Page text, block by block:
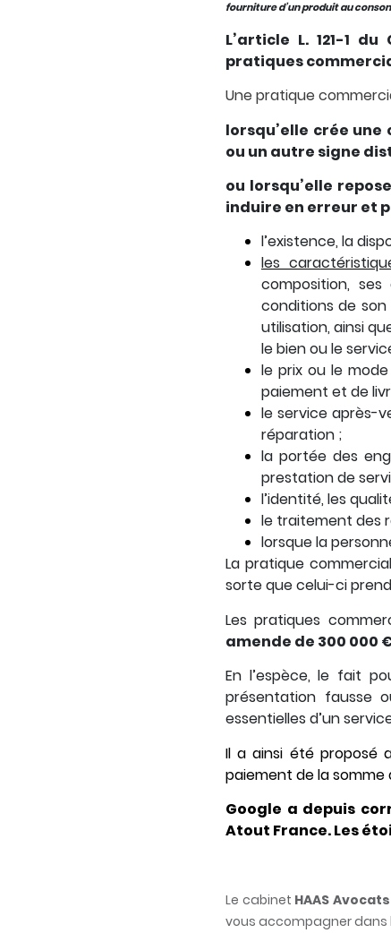
fourniture d’un produit au
L’article L. 121-1
pratiques
Une pratique
lorsqu’elle crée
ou un autre signe
ou lorsqu’elle
induire en erreur et
l’existence, la
les
composition,
conditions de
utilisation, ainsi
le bien ou le
le prix ou le
paiement et de
le service après-
réparation ;
la portée des
prestation de
l’identité, les
le traitement des
lorsque la
La pratique
sorte que celui-ci
Les pratiques
amende de 300 000
En l’espèce, le fait
présentation fausse
essentielles d’un
Il a ainsi été proposé
paiement de la somme
Google a depuis
Atout France. Les
Le cabinet HAAS Avocats
vous accompagner